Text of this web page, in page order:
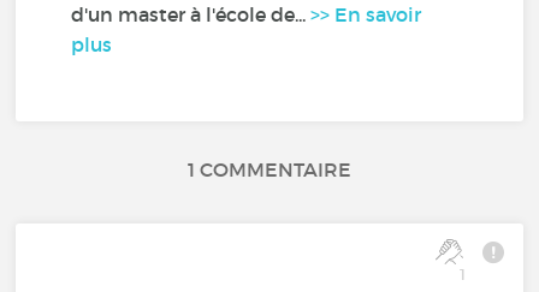
d'un master à l'école de...>> En savoir
plus
1 COMMENTAIRE
1